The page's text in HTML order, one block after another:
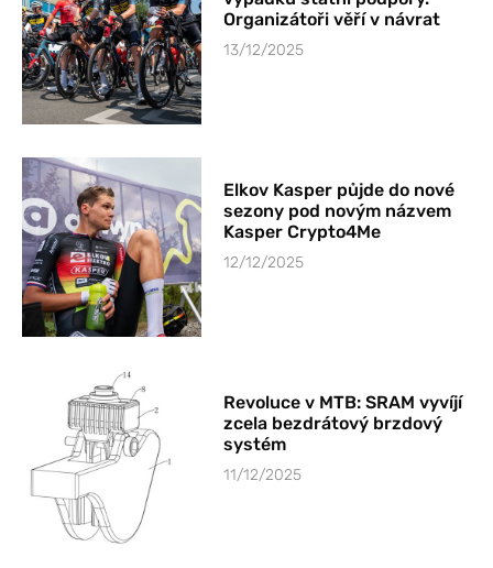
Organizátoři věří v návrat
13/12/2025
Elkov Kasper půjde do nové
sezony pod novým názvem
Kasper Crypto4Me
12/12/2025
Revoluce v MTB: SRAM vyvíjí
zcela bezdrátový brzdový
systém
11/12/2025